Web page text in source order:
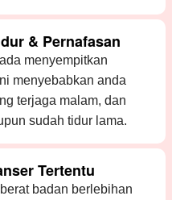
& Pernafasan
menyempitkan
menyebabkan anda
terjaga malam, dan
sudah tidur lama.
Tertentu
badan berlebihan